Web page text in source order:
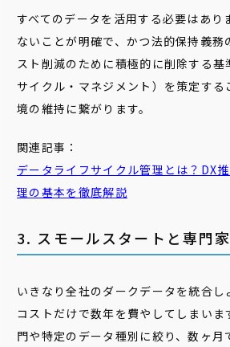
すべてのデータを活用する必要はあり
ないことが明確で、かつ法的保持義務
スト削減のために積極的に削除する基
サイクル・マネジメント）を策定す
境の維持に繋がります。
関連記事：
データライフサイクル管理とは？DX
理の基本を徹底解説
3. スモールスタートと専門
いきなり全社のダークデータを統合し
コストだけで数年を費やしてしまいま
門や特定のデータ種別に絞り、数ヶ月